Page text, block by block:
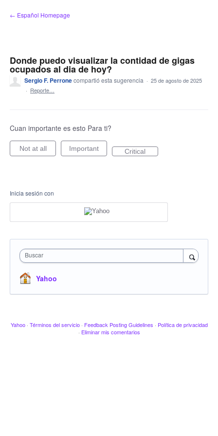
saltar
al
← Español Homepage
Donde puedo visualizar la contidad de gigas
ocupados al dia de hoy?
Sergio F. Perronecompartió esta sugerencia · 25 de agosto de 2025
· Reporte…
Cuan importante es esto Para ti?
Not at all Important Critical
Inicia sesión con
Buscar
Yahoo
Yahoo · Términos del servicio · Feedback Posting Guidelines · Política de privacidad
· Eliminar mis comentarios